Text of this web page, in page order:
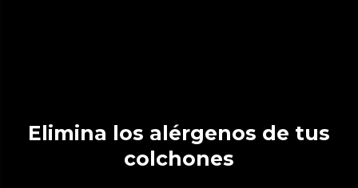
Elimina los alérgenos de tus
colchones